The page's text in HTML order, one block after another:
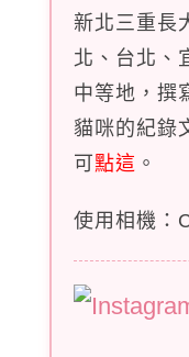
新北三重長
北、台北、
中等地，撰
貓咪的紀錄
可點這 。
使用相機：